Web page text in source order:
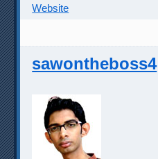
Website
sawontheboss4